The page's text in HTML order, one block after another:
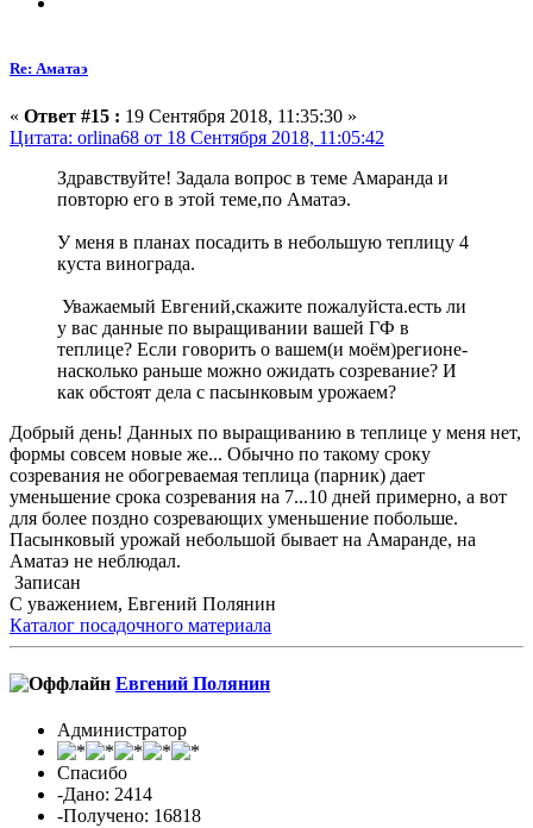
Re: Аматаэ
« Ответ #15 : 19 Сентября 2018, 11:35:30 »
Цитата: orlina68 от 18 Сентября 2018, 11:05:42
Здравствуйте! Задала вопрос в теме Амаранда и
повторю его в этой теме,по Аматаэ.
У меня в планах посадить в небольшую теплицу 4
куста винограда.
Уважаемый Евгений,скажите пожалуйста.есть ли
у вас данные по выращивании вашей ГФ в
теплице? Если говорить о вашем(и моём)регионе-
насколько раньше можно ожидать созревание? И
как обстоят дела с пасынковым урожаем?
Добрый день! Данных по выращиванию в теплице у меня нет,
формы совсем новые же... Обычно по такому сроку
созревания не обогреваемая теплица (парник) дает
уменьшение срока созревания на 7...10 дней примерно, а вот
для более поздно созревающих уменьшение побольше.
Пасынковый урожай небольшой бывает на Амаранде, на
Аматаэ не неблюдал.
Записан
С уважением, Евгений Полянин
Каталог посадочного материала
Евгений Полянин
Администратор
Спасибо
-Дано: 2414
-Получено: 16818